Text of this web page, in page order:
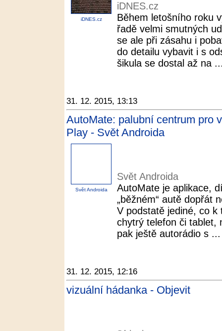
iDNES.cz
iDNES.cz
Během letošního roku
řadě velmi smutných
se ale při zásahu i
do detailu vybavit i s
šikula se dostal až na
31. 12. 2015, 13:13
AutoMate: palubní centrum pro
Play - Svět Androida
Svět Androida
Svět Androida
AutoMate je aplikace,
„běžném“ autě dopřát
V podstatě jediné, co k
chytrý telefon či tablet,
pak ještě autorádio s ...
31. 12. 2015, 12:16
vizuální hádanka - Objevit